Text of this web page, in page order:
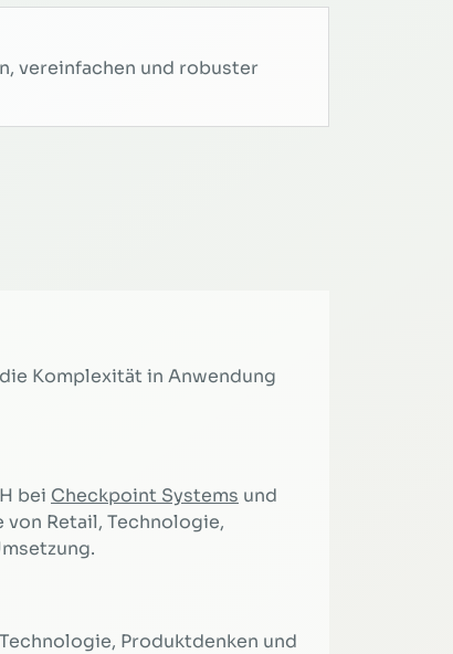
vereinfachen und robuster
Komplexität in Anwendung
bei Checkpoint Systems und
Retail, Technologie,
Produktdenken und